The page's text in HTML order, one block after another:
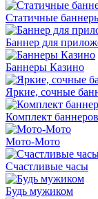
Статичные
Баннер для
Баннеры Казино
Яркие, сочные
Комплект
Мото-Мото
Счастливые часы
Будь мужиком